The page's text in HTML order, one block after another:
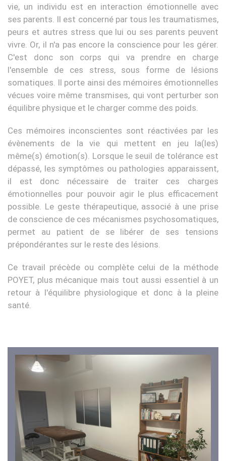
vie, un individu est en interaction émotionnelle avec
ses parents. Il est concerné par tous les traumatismes,
peurs et autres stress que lui ou ses parents peuvent
vivre. Or, il n'a pas encore la conscience pour les gérer.
C'est donc son corps qui va prendre en charge
l'ensemble de ces stress, sous forme de lésions
somatiques. Il porte ainsi des mémoires émotionnelles
vécues voire même transmises, qui vont perturber son
équilibre physique et le charger comme des poids.
Ces mémoires inconscientes sont réactivées par les
évènements de la vie qui mettent en jeu la(les)
même(s) émotion(s). Lorsque le seuil de tolérance est
dépassé, les symptômes ou pathologies apparaissent,
il est donc nécessaire de traiter ces charges
émotionnelles pour pouvoir agir le plus efficacement
possible. Le geste thérapeutique, associé à une prise
de conscience de ces mécanismes psychosomatiques,
permet au patient de se libérer de ses tensions
prépondérantes sur le reste des lésions.
Ce travail précède ou complète celui de la méthode
POYET, plus mécanique mais tout aussi essentiel à un
retour à l'équilibre physiologique et donc à la pleine
santé.